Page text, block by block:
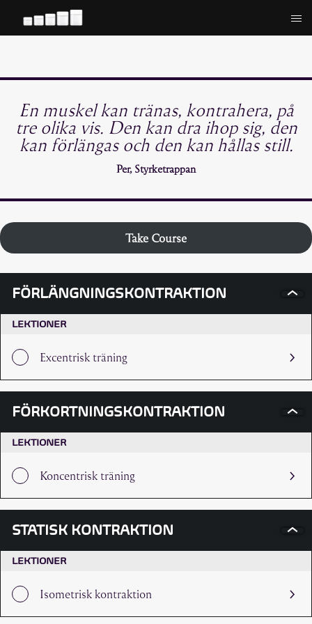
Hoppa
En muskel kan tränas, kontrahera, på
tre olika vis. Den kan dra ihop sig, den
kan förlängas och den kan hållas still.
Per, Styrketrappan
Take Course
FÖRLÄNGNINGSKONTRAKTION
LEKTIONER
Excentrisk träning
FÖRKORTNINGSKONTRAKTION
LEKTIONER
Koncentrisk träning
STATISK KONTRAKTION
LEKTIONER
Isometrisk kontraktion